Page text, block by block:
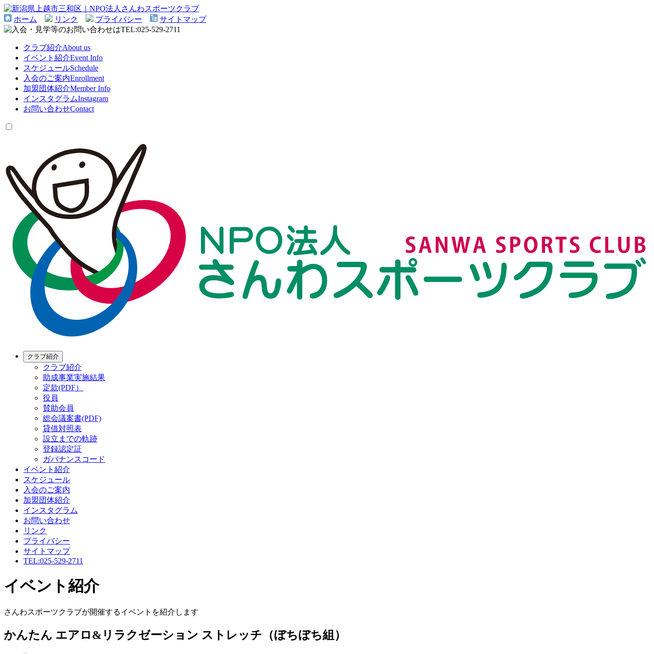
ホーム リンク プライバシー サイトマップ
クラブ紹介About us
イベント紹介Event Info
スケジュールSchedule
入会のご案内Enrollment
加盟団体紹介Member Info
インスタグラムInstagram
お問い合わせContact
クラブ紹介
クラブ紹介
助成事業実施結果
定款(PDF）
役員
賛助会員
総会議案書(PDF)
貸借対照表
設立までの軌跡
登録認定証
ガバナンスコード
イベント紹介
スケジュール
入会のご案内
加盟団体紹介
インスタグラム
お問い合わせ
リンク
プライバシー
サイトマップ
TEL:025-529-2711
イベント紹介
さんわスポーツクラブが開催するイベントを紹介します
かんたん エアロ&リラクゼーション ストレッチ（ぼちぼち組）